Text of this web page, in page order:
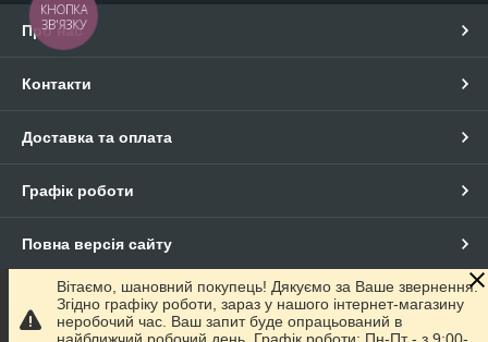
Про нас
Контакти
Доставка та оплата
Графік роботи
Повна версія сайту
Сайт створено на маркетплейсі Prom.ua
Вітаємо, шановний покупець! Дякуємо за Ваше звернення.
Згідно графіку роботи, зараз у нашого інтернет-магазину
неробочий час. Ваш запит буде опрацьований в
КНОПКА
ЗВ'ЯЗКУ